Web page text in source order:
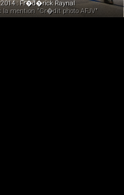
2014 : Fr�d�rick Raynal
la mention "Cr�dit photo AFJV"